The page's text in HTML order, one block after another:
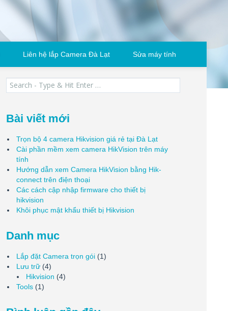
Liên hệ lắp Camera Đà Lạt Sửa máy tính
Search
for:
Bài viết mới
Trọn bộ 4 camera Hikvision giá rẻ tại Đà Lạt
Cài phần mềm xem camera HikVision trên máy
tính
Hướng dẫn xem Camera HikVision bằng Hik-
connect trên điện thoại
Các cách cập nhập firmware cho thiết bị
hikvision
Khôi phục mật khẩu thiết bị Hikvision
Danh mục
Lắp đặt Camera trọn gói(1)
Lưu trữ(4)
Hikvision (4)
Tools(1)